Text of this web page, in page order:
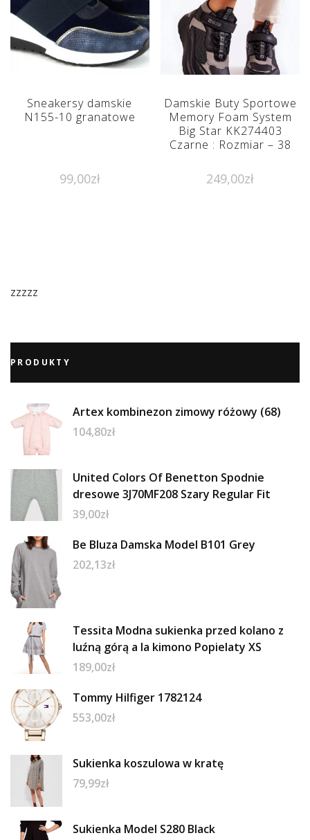
Sneakersy damskie
N155-10 granatowe
99,00zł
Damskie Buty Sportowe
Memory Foam System
Big Star KK274403
Czarne : Rozmiar – 38
249,00zł
zzzzz
PRODUKTY
Artex kombinezon zimowy różowy (68)
104,80zł
United Colors Of Benetton Spodnie
dresowe 3J70MF208 Szary Regular Fit
39,00zł
Be Bluza Damska Model B101 Grey
202,13zł
Tessita Modna sukienka przed kolano z
luźną górą a la kimono Popielaty XS
189,00zł
Tommy Hilfiger 1782124
553,00zł
Sukienka koszulowa w kratę
79,99zł
Sukienka Model S280 Black